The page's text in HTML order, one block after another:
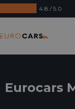
4.8 / 5.0
Eurocars